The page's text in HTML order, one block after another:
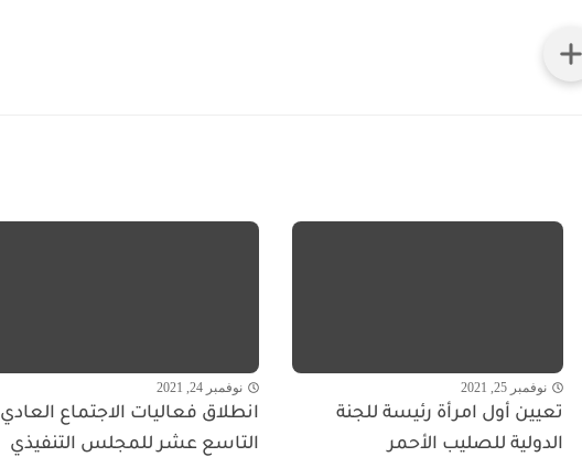
نوفمبر 25, 2021
تعيين أول امرأة رئيسة للجنة
الدولية للصليب الأحمر
نوفمبر 24, 2021
انطلاق فعاليات الاجتماع العادي
التاسع عشر للمجلس التنفيذي